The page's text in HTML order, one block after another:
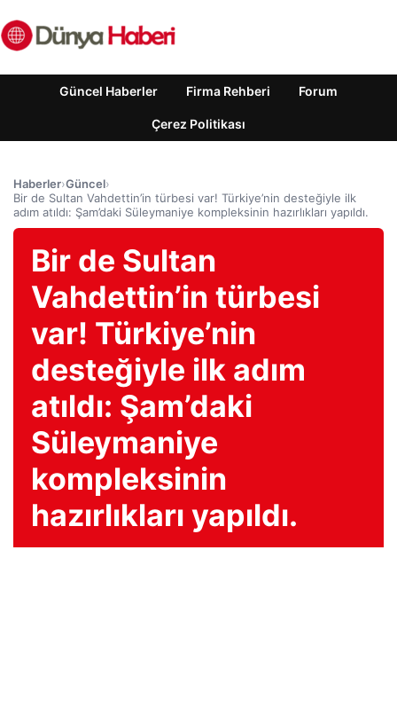
Güncel Haberler Firma Rehberi Forum
Çerez Politikası
Haberler›Güncel›
Bir de Sultan Vahdettin’in türbesi var! Türkiye’nin desteğiyle ilk
adım atıldı: Şam’daki Süleymaniye kompleksinin hazırlıkları yapıldı.
Bir de Sultan
Vahdettin’in türbesi
var! Türkiye’nin
desteğiyle ilk adım
atıldı: Şam’daki
Süleymaniye
kompleksinin
hazırlıkları yapıldı.